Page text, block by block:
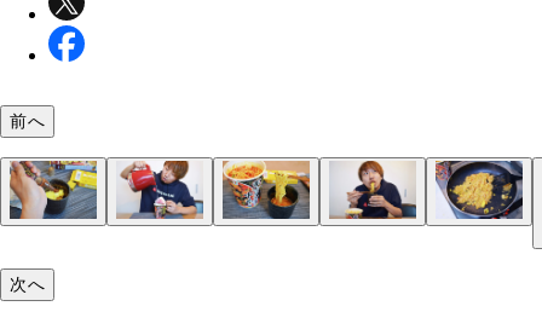
（１）バター！ 耐熱の器にバターをたっぷりと
（２）注ぐ！ バターを溶かしている間に蒙古タ
（３）完成！「蒙古タンメン中本 ガーリックバ
（４）つける！ 溶かしバターを混ぜたらそれを
（５）カスタム！ 麺を食べ終えたら炒飯にカス
前へ
次へ